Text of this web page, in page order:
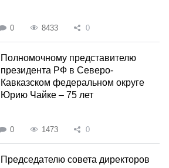
0 8433 0
Полномочному представителю
президента РФ в Северо-
Кавказском федеральном округе
Юрию Чайке – 75 лет
0 1473 0
Председателю совета директоров